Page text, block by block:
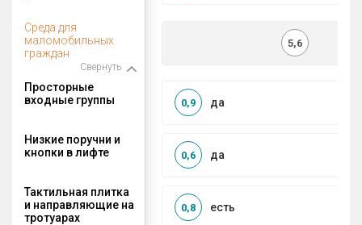
Среда для
маломобильных
граждан
Свернуть
5,6
Просторные
входные группы
да
0,9
Низкие поручни и
кнопки в лифте
да
0,6
Тактильная плитка
и направляющие на
тротуарах
есть
0,8